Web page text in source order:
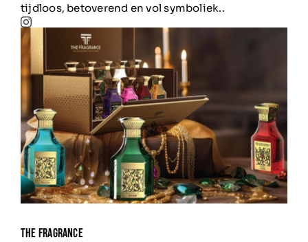
tijdloos, betoverend en vol symboliek..
ThE FRAGRANCE